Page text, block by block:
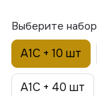
Выберите набор
A1C + 10 шт
A1C + 40 шт